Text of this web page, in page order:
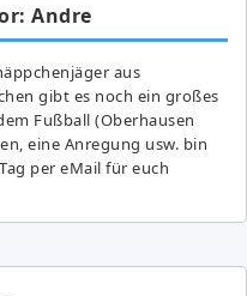
Andre
aus
gibt es noch ein großes
Fußball (Oberhausen
eine Anregung usw. bin
per eMail für euch